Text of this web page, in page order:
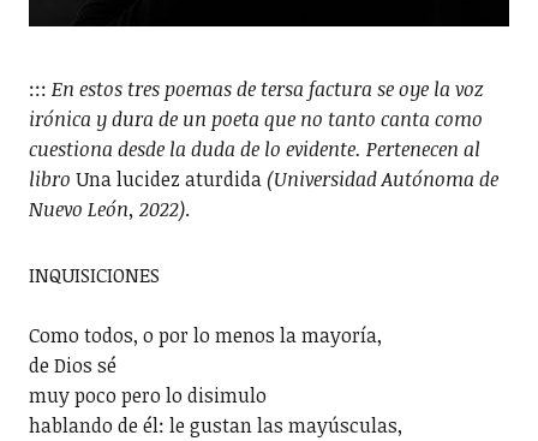
::: En estos tres poemas de tersa factura se oye la voz
irónica y dura de un poeta que no tanto canta como
cuestiona desde la duda de lo evidente. Pertenecen al
libro Una lucidez aturdida(Universidad Autónoma de
Nuevo León, 2022).
INQUISICIONES
Como todos, o por lo menos la mayoría,
de Dios sé
muy poco pero lo disimulo
hablando de él: le gustan las mayúsculas,